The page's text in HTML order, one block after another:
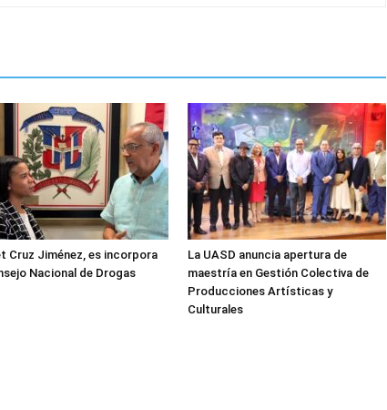
Cruz Jiménez, es incorpora
Nacional de Drogas
La UASD anuncia apertura de
maestría en Gestión Colectiva de
Producciones Artísticas y
Culturales